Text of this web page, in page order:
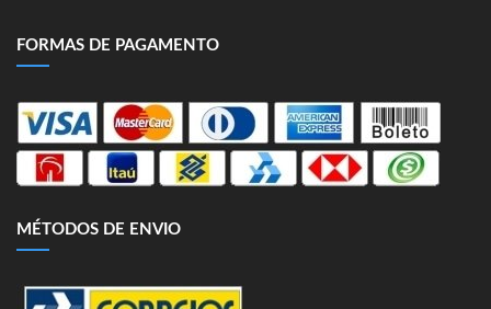
FORMAS DE PAGAMENTO
MÉTODOS DE ENVIO